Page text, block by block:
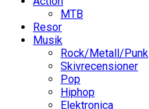
MTB
Resor
Musik
Rock/Metall/Punk
Skivrecensioner
Pop
Hiphop
Elektronica